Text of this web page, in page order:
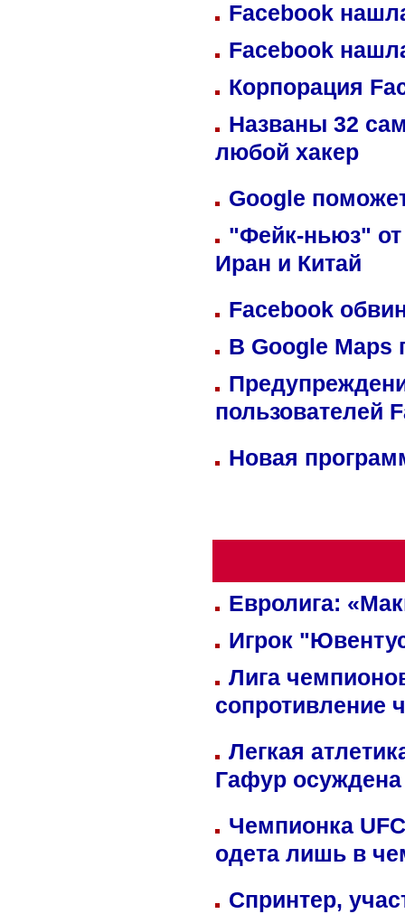
Facebook
Facebook
Корпорация
Названы 32
любой хакер
Google
"Фейк-ньюз" от
Иран и Китай
Facebook
В Google Maps
пользователей
Новая
Евролига:
Игрок
Лига
сопротивление
Легкая
Гафур осуждена
Чемпионка
одета лишь в
Спринтер,